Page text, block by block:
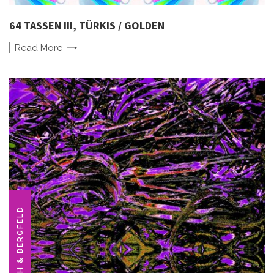
64 TASSEN III, TÜRKIS / GOLDEN
Read More
KOCH & BERGFELD